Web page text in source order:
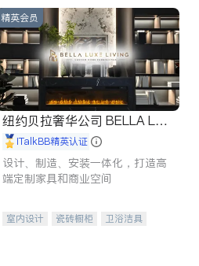
精英会员
纽约贝拉奢华公司 BELLA LUX
E iTalkBB精英认证
设计、制造、安装一体化，打造高
端定制家具和商业空间
室内设计 瓷砖橱柜
卫浴洁具